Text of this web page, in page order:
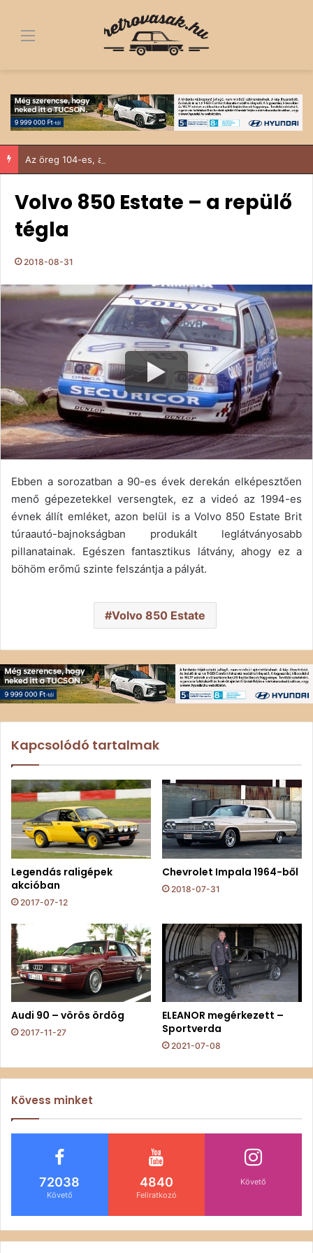
Menü
Az öreg 104-es, aki nem tudott nemet mondani
Volvo 850 Estate – a repülő
tégla
2018-08-31
Ebben a sorozatban a 90-es évek derekán elképesztően
menő gépezetekkel versengtek, ez a videó az 1994-es
évnek állít emléket, azon belül is a Volvo 850 Estate Brit
túraautó-bajnokságban produkált leglátványosabb
pillanatainak. Egészen fantasztikus látvány, ahogy ez a
böhöm erőmű szinte felszántja a pályát.
Volvo 850 Estate
Kapcsolódó tartalmak
Legendás raligépek
akcióban
2017-07-12
Chevrolet Impala 1964-ből
2018-07-31
Audi 90 – vörös ördög
2017-11-27
ELEANOR megérkezett –
Sportverda
2021-07-08
Kövess minket
72038
Követő
4840
Feliratkozó
Követő